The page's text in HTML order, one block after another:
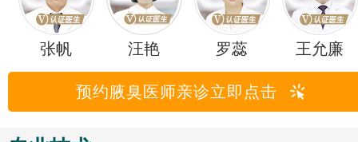
张帆 汪艳 罗蕊 王允廉
预约腋臭医师亲诊立即点击